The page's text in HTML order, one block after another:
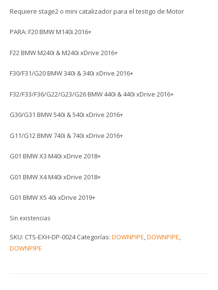
Requiere stage2 o mini catalizador para el testigo de Motor
PARA: F20 BMW M140i 2016+
F22 BMW M240i & M240i xDrive 2016+
F30/F31/G20 BMW 340i & 340i xDrive 2016+
F32/F33/F36/G22/G23/G26 BMW 440i & 440i xDrive 2016+
G30/G31 BMW 540i & 540i xDrive 2016+
G11/G12 BMW 740i & 740i xDrive 2016+
G01 BMW X3 M40i xDrive 2018+
G01 BMW X4 M40i xDrive 2018+
G01 BMW X5 40i xDrive 2019+
Sin existencias
SKU: CTS-EXH-DP-0024 Categorías: DOWNPIPE,DOWNPIPE,
DOWNPIPE